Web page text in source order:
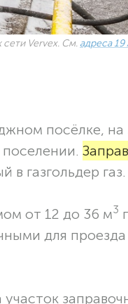
сети Vervex. См. адреса
посёлке,
в газгольдер газ.
от 12 до 36 м3
для проезда
участок